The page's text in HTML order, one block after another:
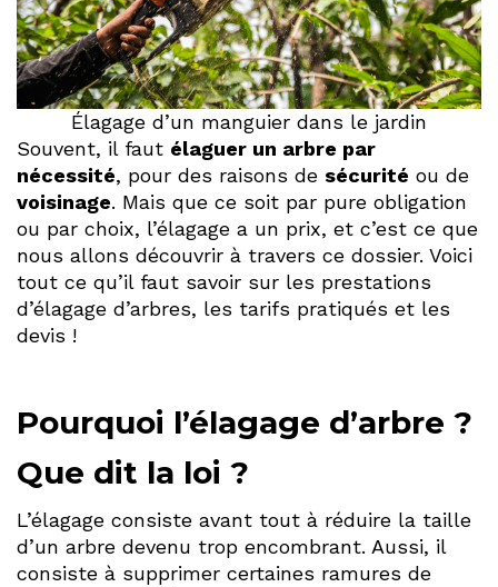
Élagage d’un manguier dans le jardin
Souvent, il faut élaguer un arbre par
nécessité, pour des raisons de sécurité ou de
voisinage. Mais que ce soit par pure obligation
ou par choix, l’élagage a un prix, et c’est ce que
nous allons découvrir à travers ce dossier. Voici
tout ce qu’il faut savoir sur les prestations
d’élagage d’arbres, les tarifs pratiqués et les
devis !
Pourquoi l’élagage d’arbre ?
Que dit la loi ?
L’élagage consiste avant tout à réduire la taille
d’un arbre devenu trop encombrant. Aussi, il
consiste à supprimer certaines ramures de